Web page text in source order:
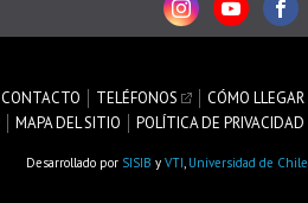
CONTACTO TELÉFONOS
CÓMO LLEGAR
MAPA DEL SITIO POLÍTICA DE PRIVACIDAD
Desarrollado por SISIB y VTI Universidad de Chile